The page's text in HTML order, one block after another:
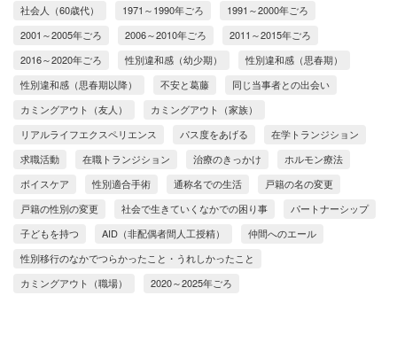
社会人（60歳代）
1971～1990年ごろ
1991～2000年ごろ
2001～2005年ごろ
2006～2010年ごろ
2011～2015年ごろ
2016～2020年ごろ
性別違和感（幼少期）
性別違和感（思春期）
性別違和感（思春期以降）
不安と葛藤
同じ当事者との出会い
カミングアウト（友人）
カミングアウト（家族）
リアルライフエクスペリエンス
パス度をあげる
在学トランジション
求職活動
在職トランジション 治療のきっかけ
ホルモン療法
ボイスケア
性別適合手術 通称名での生活
戸籍の名の変更
戸籍の性別の変更
社会で生きていくなかでの困り事
パートナーシップ
子どもを持つ
AID（非配偶者間人工授精）
仲間へのエール
性別移行のなかでつらかったこと・うれしかったこと
カミングアウト（職場）
2020～2025年ごろ